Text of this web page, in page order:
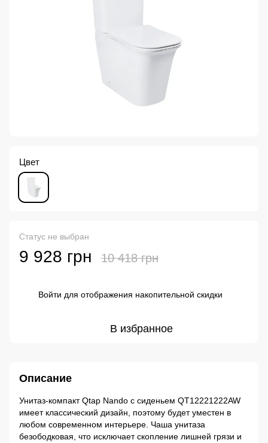
Цвет
Статус не выбран
9 928 грн 10 418 грн
Войти для отображения накопительной скидки
В избранное
Описание
Унитаз-компакт Qtap Nando с сиденьем QT12221222AW
имеет классический дизайн, поэтому будет уместен в
любом современном интерьере. Чаша унитаза
безободковая, что исключает скопление лишней грязи и